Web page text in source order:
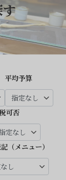
平均予算
可否
（メニュー）